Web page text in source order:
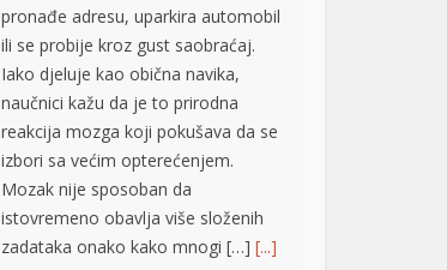
pronađe adresu, uparkira automobil
ili se probije kroz gust saobraćaj.
Iako djeluje kao obična navika,
naučnici kažu da je to prirodna
reakcija mozga koji pokušava da se
izbori sa većim opterećenjem.
Mozak nije sposoban da
istovremeno obavlja više složenih
zadataka onako kako mnogi […] [...]